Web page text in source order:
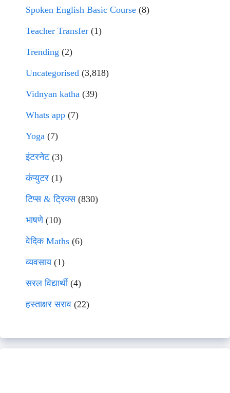
Spoken English Basic Course (8)
Teacher Transfer (1)
Trending (2)
Uncategorised (3,818)
Vidnyan katha (39)
Whats app (7)
Yoga (7)
इंटरनेट(3)
कंप्युटर (1)
टिप्स & ट्रिक्स(830)
भाषणे(10)
वेदिक Maths (6)
व्यवसाय(1)
सरल विद्यार्थी(4)
हस्ताक्षर सराव (22)